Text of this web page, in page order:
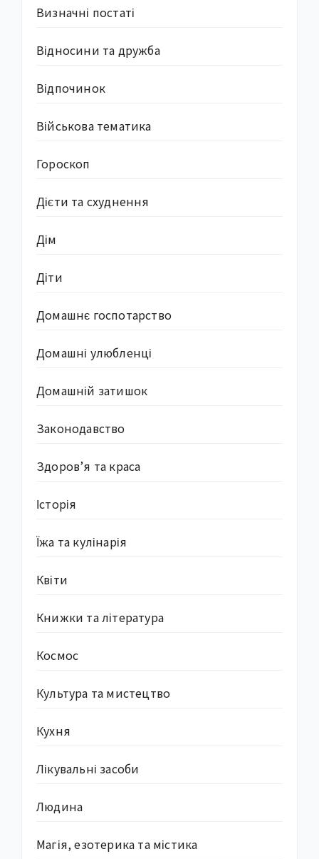
Визначні постаті
Відносини та дружба
Відпочинок
Військова тематика
Гороскоп
Дієти та схуднення
Дім
Діти
Домашнє госпотарство
Домашні улюбленці
Домашній затишок
Законодавство
Здоров’я та краса
Історія
Їжа та кулінарія
Квіти
Книжки та література
Космос
Культура та мистецтво
Кухня
Лікувальні засоби
Людина
Магія, езотерика та містика